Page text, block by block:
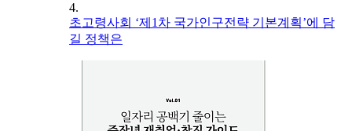
4.
초고령사회 ‘제1차 국가인구전략 기본계획’에 담
길 정책은